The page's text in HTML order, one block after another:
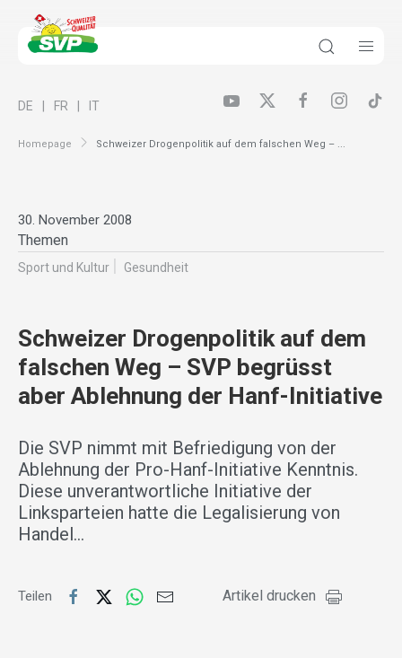
Homepage Schweizer Drogenpolitik auf dem falschen Weg – ...
DE FR IT
30. November 2008
Themen
Sport und Kultur Gesundheit
Schweizer Drogenpolitik auf dem
falschen Weg – SVP begrüsst
aber Ablehnung der Hanf-Initiative
Die SVP nimmt mit Befriedigung von der
Ablehnung der Pro-Hanf-Initiative Kenntnis.
Diese unverantwortliche Initiative der
Linksparteien hatte die Legalisierung von
Handel…
Teilen Artikel drucken